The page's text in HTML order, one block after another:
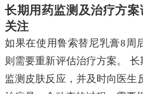
长期用药监测及治疗方
关注
如果在使用鲁索替尼乳膏8周
则需要重新评估治疗方案。
监测皮肤反应，并及时向医生